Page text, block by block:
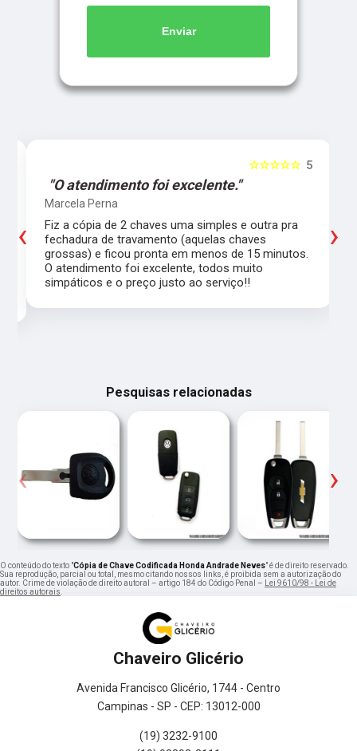
Enviar
5
☆☆☆☆☆
"O atendimento foi excelente."
Marcela Perna
Fiz a cópia de 2 chaves uma simples e outra pra
fechadura de travamento (aquelas chaves
grossas) e ficou pronta em menos de 15 minutos.
O atendimento foi excelente, todos muito
simpáticos e o preço justo ao serviço!!
‹ ›
Pesquisas relacionadas
‹ ›
O conteúdo do texto "Cópia de Chave Codificada Honda Andrade Neves" é de direito reservado.
Sua reprodução, parcial ou total, mesmo citando nossos links, é proibida sem a autorização do
autor. Crime de violação de direito autoral – artigo 184 do Código Penal –
Lei 9610/98 - Lei de
direitos autorais
Chaveiro Glicério
Avenida Francisco Glicério, 1744 - Centro
Campinas - SP - CEP: 13012-000
(19) 3232-9100